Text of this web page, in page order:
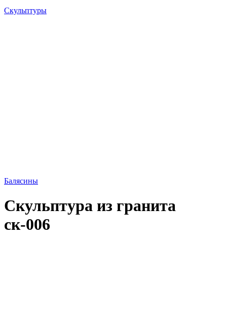
Скульптуры
Балясины
Скульптура из гранита
ск-006